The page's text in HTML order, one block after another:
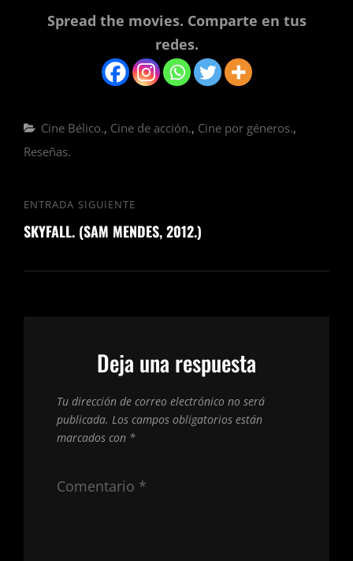
Spread the movies. Comparte en tus
redes.
Categorías
Cine Bélico., Cine de acción., Cine por géneros.,
Reseñas.
Navegación
de
Entrada
siguiente
ENTRADA SIGUIENTE
SKYFALL. (SAM MENDES, 2012.)
Deja una respuesta
Tu dirección de correo electrónico no será
publicada. Los campos obligatorios están
marcados con *
Comentario *